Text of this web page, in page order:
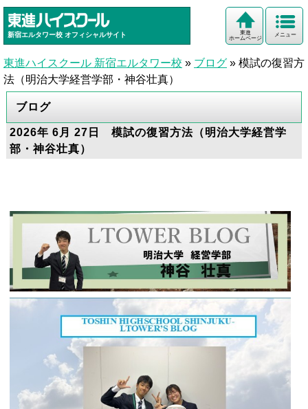
新宿エルタワー校 オフィシャルサイト メニュー
東進
ホームページ
東進ハイスクール 新宿エルタワー校 » ブログ » 模試の復習方
法（明治大学経営学部・神谷壮真）
ブログ
2026年 6月 27日 模試の復習方法（明治大学経営学
部・神谷壮真）